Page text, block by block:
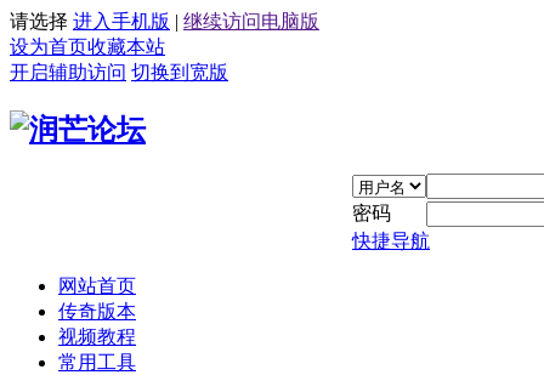
请选择 进入手机版 | 继续访问电脑版
设为首页收藏本站
开启辅助访问 切换到宽版
密码
快捷导航
网站首页
传奇版本
视频教程
常用工具